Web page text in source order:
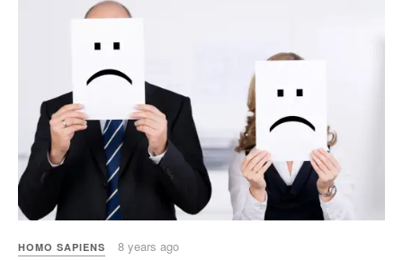
HOMO SAPIENS 8 years ago